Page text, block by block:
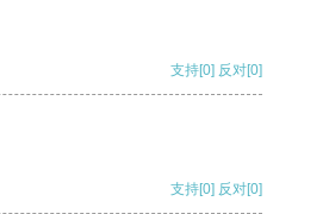
支持[0] 反对[0]
支持[0] 反对[0]